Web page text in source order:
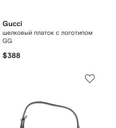
Gucci
шелковый платок с логотипом
GG
$388